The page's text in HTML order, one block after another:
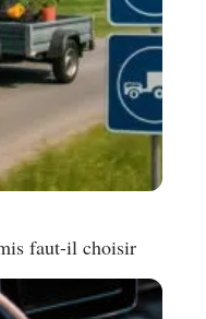
faut-il choisir